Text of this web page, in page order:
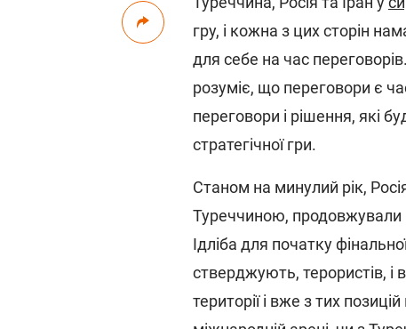
гру, і кожна з цих сторін
для себе на час
розуміє, що переговори є
переговори і рішення, які
стратегічної гри.
Станом на минулий рік,
Туреччиною, продовжували
Ідліба для початку
стверджують, терористів, і
території і вже з тих